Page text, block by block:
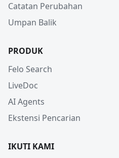
Catatan Perubahan
Umpan Balik
PRODUK
Felo Search
LiveDoc
AI Agents
Ekstensi Pencarian
IKUTI KAMI